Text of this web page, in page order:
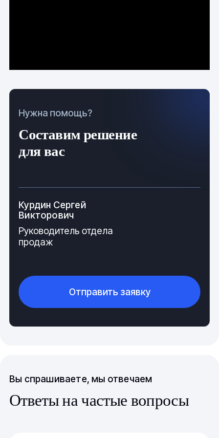
Нужна помощь?
Составим решение
для вас
Курдин Сергей
Викторович
Руководитель отдела
продаж
Отправить заявку
Вы спрашиваете, мы отвечаем
Ответы на частые вопросы